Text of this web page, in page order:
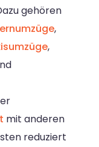
gehören
,
,
mit anderen
reduziert